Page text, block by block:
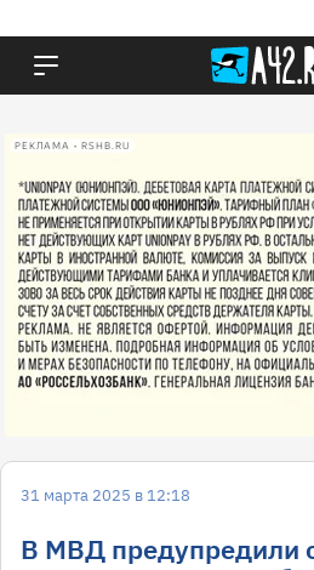
РЕКЛАМА • RSHB.RU
31 марта 2025 в 12:18
В МВД предупредили